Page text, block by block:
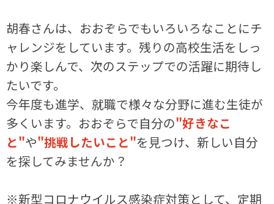
胡春さんは、おおぞらでもいろいろなことにチ
ャレンジをしています。残りの高校生活をしっ
かり楽しんで、次のステップでの活躍に期待し
たいです。
今年度も進学、就職で様々な分野に進む生徒が
多くいます。おおぞらで自分の"好きなこ
と"や"挑戦したいこと"を見つけ、新しい自分
を探してみませんか？
※新型コロナウイルス感染症対策として、定期